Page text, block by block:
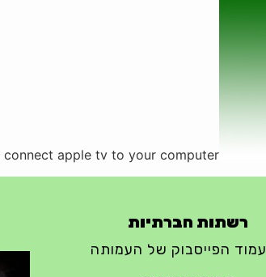
connect apple tv to your computer
רשתות חברתיות
עמוד הפייסבוק של העמותה